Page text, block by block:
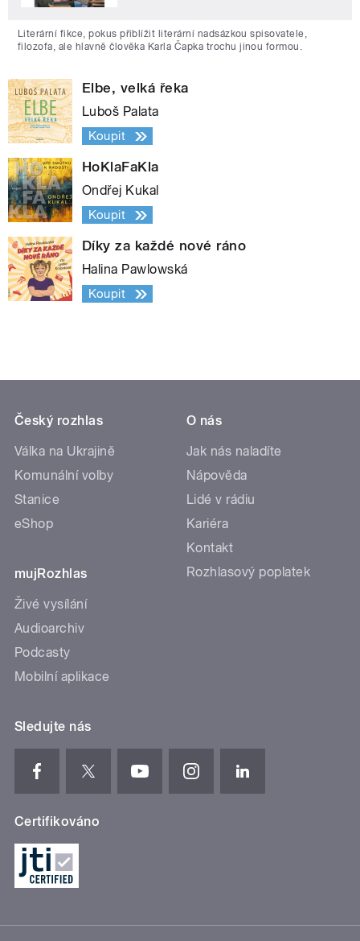
Literární fikce, pokus přiblížit literární nadsázkou spisovatele,
filozofa, ale hlavně člověka Karla Čapka trochu jinou formou.
Elbe, velká řeka
Luboš Palata
Koupit
HoKlaFaKla
Ondřej Kukal
Koupit
Díky za každé nové ráno
Halina Pawlowská
Koupit
Český rozhlas
Válka na Ukrajině
Komunální volby
Stanice
eShop
mujRozhlas
Živé vysílání
Audioarchiv
Podcasty
Mobilní aplikace
O nás
Jak nás naladíte
Nápověda
Lidé v rádiu
Kariéra
Kontakt
Rozhlasový poplatek
Sledujte nás
Certifikováno